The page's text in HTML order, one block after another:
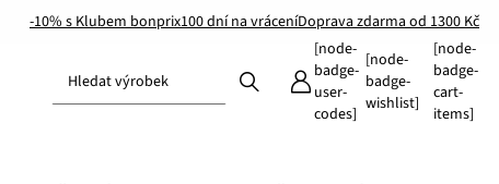
-10% s Klubem bonprix100 dní na vráceníDoprava zdarma od 1300 Kč
Hledat výrobek
[node-
badge-
user-
codes]
[node-
badge-
wishlist]
[node-
badge-
cart-
items]